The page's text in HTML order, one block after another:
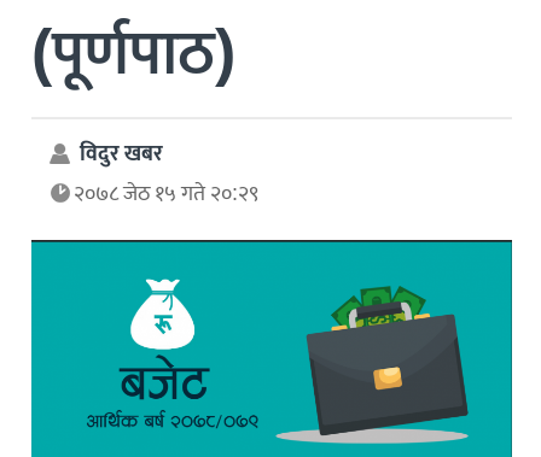
(पूर्णपाठ)
विदुर खबर
२०७८ जेठ १५ गते २०:२९